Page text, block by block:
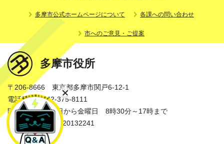
多摩市公式ホームページについて 各課への問い合わせ
市へのご意見・ご提案
多摩市役所
〒206-8666 東京都多摩市関戸6-12-1
電話番号：042-375-8111
開庁時間：月曜日から金曜日 8時30分～17時まで
法人番号：3000020132241